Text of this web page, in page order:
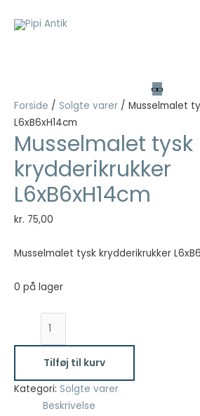
Forside / Solgte varer / Musselmalet
L6xB6xH14cm
Musselmalet tysk
krydderikrukker
L6xB6xH14cm
kr. 75,00
Musselmalet tysk krydderikrukker
0 på lager
L6xB6xH14cm
antal
Tilføj til kurv
Kategori: Solgte varer
Beskrivelse
Nødvendig
Nødvendige
cookies hjælper
med at gøre en
hjemmeside